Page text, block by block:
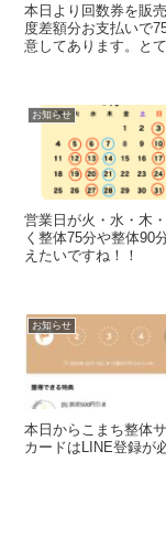
本日より回数券を販
度差額分お支払いで
意してあります。と
お知らせ
営業日が火・水・木
く整体75分や整体90
えたいですね！！
お知らせ
本日からこまち整体
カードはLINE登録が